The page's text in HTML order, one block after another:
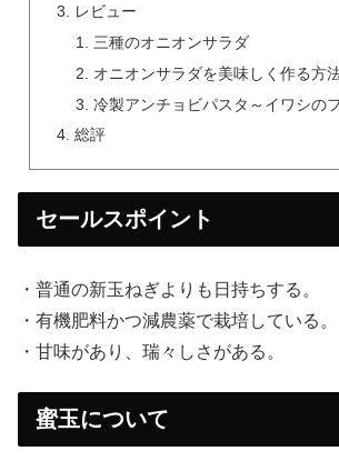
レビュー
三種のオニオンサラダ
オニオンサラダを美味しく作る方
冷製アンチョビパスタ～イワシの
総評
セールスポイント
・普通の新玉ねぎよりも日持ちする。
・有機肥料かつ減農薬で栽培している。
・甘味があり、瑞々しさがある。
蜜玉について